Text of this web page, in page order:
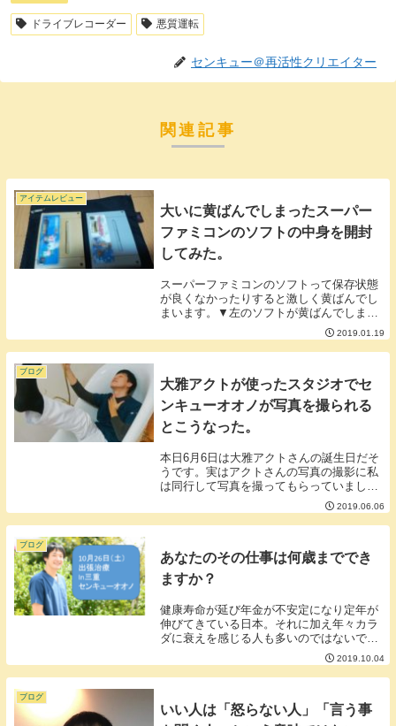
ドライブレコーダー 悪質運転
センキュー＠再活性クリエイター
関連記事
アイテムレビュー
大いに黄ばんでしまったスーパー
ファミコンのソフトの中身を開封
してみた。
スーパーファミコンのソフトって保存状態
が良くなかったりすると激しく黄ばんでし
まいます。▼左のソフトが黄ばんでしまっ
たやつ※一応、タイトルはぼかしてありま
す。「この黄ばみ方からしてきっとこのソ
フトの中身はめっちゃ腐食しているんじゃ
2019.01.19
ブログ
大雅アクトが使ったスタジオでセ
ンキューオオノが写真を撮られる
とこうなった。
本日6月6日は大雅アクトさんの誕生日だそ
うです。実はアクトさんの写真の撮影に私
は同行して写真を撮ってもらっていまし
た。その時の写真を一気に公開しようと思
います。▲美人薄命▲キッチンでボケるの
に失敗した一枚▲ブラックレザークッショ
2019.06.06
ブログ
あなたのその仕事は何歳まででき
ますか？
健康寿命が延び年金が不安定になり定年が
伸びてきている日本。それに加え年々カラ
ダに衰えを感じる人も多いのではないでし
ょうか？■あなたのその仕事は何歳まで続
けられますか？定年が伸びる一方肉体労働
や夜間労働など年齢を重ねると続けること
2019.10.04
ブログ
いい人は「怒らない人」「言う事